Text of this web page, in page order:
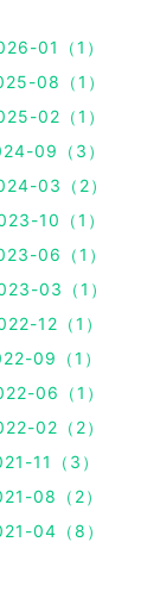
01（1）
08（1）
02（1）
09（3）
03（2）
10（1）
06（1）
03（1）
12（1）
09（1）
06（1）
02（2）
11（3）
08（2）
04（8）